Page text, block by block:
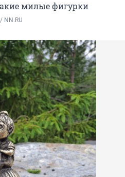
милые фигурки
NN.RU